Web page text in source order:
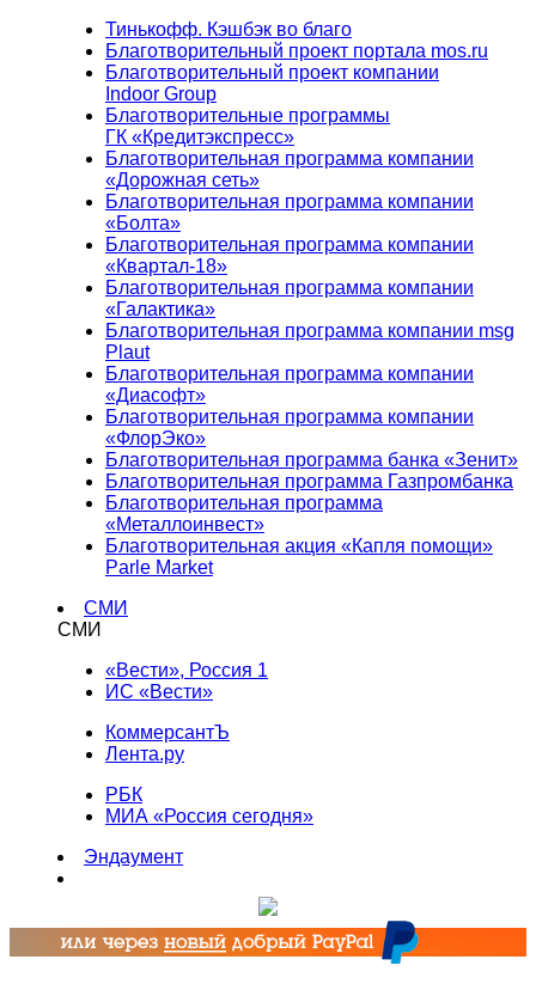
Тинькофф. Кэшбэк во благо
Благотворительный проект портала mos.ru
Благотворительный проект компании
Indoor Group
Благотворительные программы
ГК «Кредитэкспресс»
Благотворительная программа компании
«Дорожная сеть»
Благотворительная программа компании
«Болта»
Благотворительная программа компании
«Квартал-18»
Благотворительная программа компании
«Галактика»
Благотворительная программа компании msg
Plaut
Благотворительная программа компании
«Диасофт»
Благотворительная программа компании
«ФлорЭко»
Благотворительная программа банка «Зенит»
Благотворительная программа Газпромбанка
Благотворительная программа
«Металлоинвест»
Благотворительная акция «Капля помощи»
Parle Market
СМИ
СМИ
«Вести», Россия 1
ИС «Вести»
КоммерсантЪ
Лента.ру
РБК
МИА «Россия сегодня»
Эндаумент